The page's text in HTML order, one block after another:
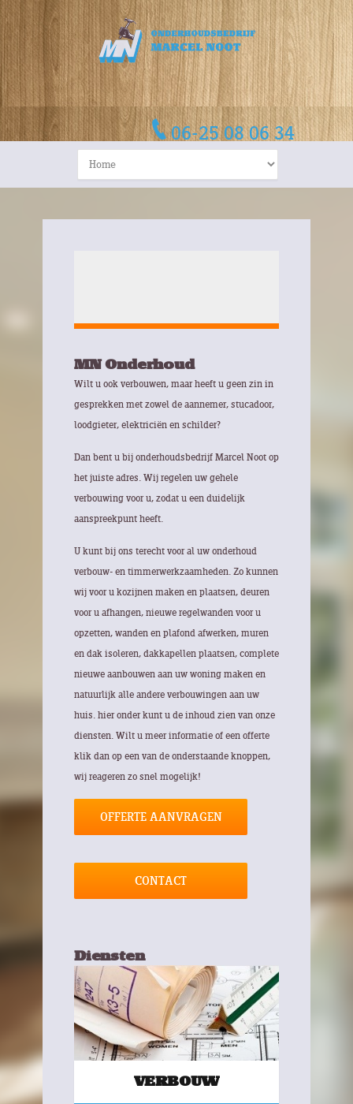
06-25 08 06 34
MN Onderhoud
Wilt u ook verbouwen, maar heeft u geen zin in
gesprekken met zowel de aannemer, stucadoor,
loodgieter, elektriciën en schilder?
Dan bent u bij onderhoudsbedrijf Marcel Noot op
het juiste adres. Wij regelen uw gehele
verbouwing voor u, zodat u een duidelijk
aanspreekpunt heeft.
U kunt bij ons terecht voor al uw onderhoud
verbouw- en timmerwerkzaamheden. Zo kunnen
wij voor u kozijnen maken en plaatsen, deuren
voor u afhangen, nieuwe regelwanden voor u
opzetten, wanden en plafond afwerken, muren
en dak isoleren, dakkapellen plaatsen, complete
nieuwe aanbouwen aan uw woning maken en
natuurlijk alle andere verbouwingen aan uw
huis. hier onder kunt u de inhoud zien van onze
diensten. Wilt u meer informatie of een offerte
klik dan op een van de onderstaande knoppen,
wij reageren zo snel mogelijk!
OFFERTE AANVRAGEN
CONTACT
Diensten
VERBOUW